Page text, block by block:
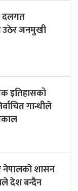
दलगत
उठेर जनमुखी
इतिहासको
गान्धीले
नेपालको शासन
देश बन्दैन